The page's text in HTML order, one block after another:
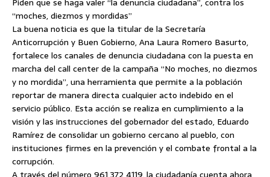
“moches, diezmos y mordidas”
La buena noticia es que la titular de la Secretaría
Anticorrupción y Buen Gobierno, Ana Laura Romero Basurto,
fortalece los canales de denuncia ciudadana con la puesta en
marcha del call center de la campaña “No moches, no diezmos
y no mordida”, una herramienta que permite a la población
reportar de manera directa cualquier acto indebido en el
servicio público. Esta acción se realiza en cumplimiento a la
visión y las instrucciones del gobernador del estado, Eduardo
Ramírez de consolidar un gobierno cercano al pueblo, con
instituciones firmes en la prevención y el combate frontal a la
corrupción.